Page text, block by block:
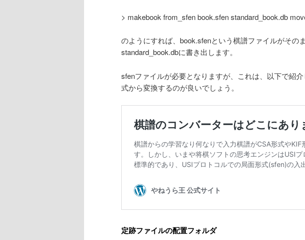
> makebook from_sfen book.sfen standard_book.db
のようにすれば、book.sfenという棋譜ファイルがその
standard_book.dbに書き出します。
sfenファイルが必要となりますが、これは、以下で紹
式から変換するのが良いでしょう。
定跡ファイルの配置フォルダ